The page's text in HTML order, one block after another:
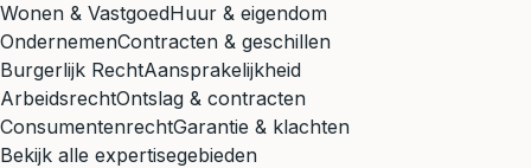
Wonen & VastgoedHuur & eigendom
OndernemenContracten & geschillen
Burgerlijk RechtAansprakelijkheid
ArbeidsrechtOntslag & contracten
ConsumentenrechtGarantie & klachten
Bekijk alle expertisegebieden